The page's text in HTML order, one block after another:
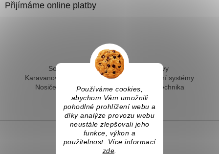
Používáme cookies,
abychom Vám umožnili
pohodlné prohlížení webu a
díky analýze provozu webu
neustále zlepšovali jeho
funkce, výkon a
použitelnost. Více informací
zde.
Přijímáme online platby
Solární ohřev vody - kompletní sestavy
Karavanové solární systémy
Ostrovní solární systémy
Nosiče kol na tažné
Hevery a dílenská technika
Fotovoltaický ohřev vody
Vytvořil Shoptet